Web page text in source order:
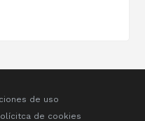
de uso
de cookies